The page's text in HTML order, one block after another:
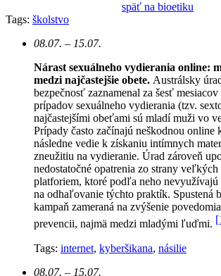
späť na bioetiku
Tags: školstvo
08.07. – 15.07.
Nárast sexuálneho vydierania online:
medzi najčastejšie obete. Austrálsky
bezpečnosť zaznamenal za šesť
prípadov sexuálneho vydierania (tzv.
najčastejšími obeťami sú mladí muži vo
Prípady často začínajú neškodnou online
následne vedie k získaniu intímnych
zneužitiu na vydieranie. Úrad zároveň
nedostatočné opatrenia zo strany
platforiem, ktoré podľa neho nevyužívajú
na odhaľovanie týchto praktík. Spustená
kampaň zameraná na zvýšenie
prevencii, najmä medzi mladými ľuďmi.
Tags: internet, kyberšikana, násilie
08.07. – 15.07.